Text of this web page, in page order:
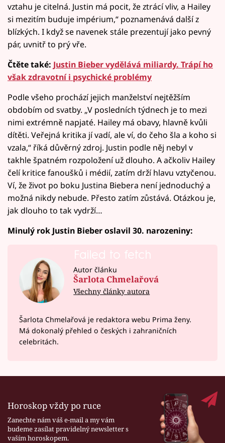
vztahu je citelná. Justin má pocit, že ztrácí vliv, a Hailey
si mezitím buduje impérium,“ poznamenává další z
blízkých. I když se navenek stále prezentují jako pevný
pár, uvnitř to prý vře.
Čtěte také: Justin Bieber vydělává miliardy. Trápí ho
však zdravotní i psychické problémy
Podle všeho prochází jejich manželství nejtěžším
obdobím od svatby. „V posledních týdnech je to mezi
nimi extrémně napjaté. Hailey má obavy, hlavně kvůli
dítěti. Veřejná kritika jí vadí, ale ví, do čeho šla a koho si
vzala,“ říká důvěrný zdroj. Justin podle něj nebyl v
takhle špatném rozpoložení už dlouho. A ačkoliv Hailey
čelí kritice fanoušků i médií, zatím drží hlavu vztyčenou.
Ví, že život po boku Justina Biebera není jednoduchý a
možná nikdy nebude. Přesto zatím zůstává. Otázkou je,
jak dlouho to tak vydrží…
Minulý rok Justin Bieber oslavil 30. narozeniny:
Failed to fetch
Autor článku
Šarlota Chmelařová
Všechny články autora
Šarlota Chmelařová je redaktora webu Prima ženy.
Má dokonalý přehled o českých i zahraničních
celebritách.
Horoskop vždy po ruce
Zanechte nám váš e-mail a my vám
budeme zasílat pravidelný newsletter s
vaším horoskopem.